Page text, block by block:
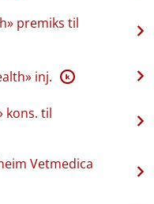
premiks til
inj. K
kons. til
Vetmedica